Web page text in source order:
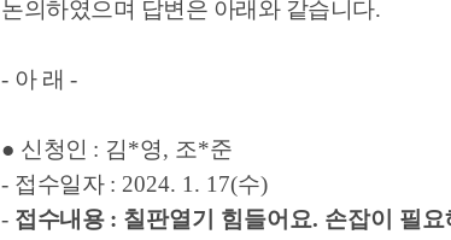
논의하였으며 답변은 아래와 같습니다.
- 아 래 -
● 신청인 : 김*영, 조*준
- 접수일자 : 2024. 1. 17(수)
- 접수내용 : 칠판열기 힘들어요. 손잡이 필요